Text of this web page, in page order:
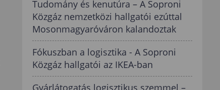
Tudomány és kenutúra – A Soproni
Közgáz nemzetközi hallgatói ezúttal
Mosonmagyaróváron kalandoztak
Fókuszban a logisztika - A Soproni
Közgáz hallgatói az IKEA-ban
Gyárlátogatás logisztikus szemmel –